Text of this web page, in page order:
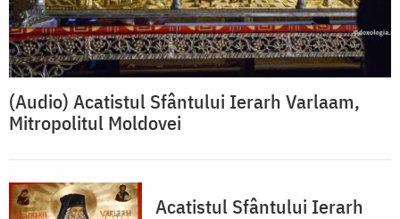
(Audio) Acatistul Sfântului Ierarh Varlaam,
Mitropolitul Moldovei
Acatistul Sfântului Ierarh